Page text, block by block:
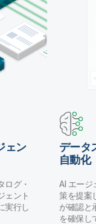
ェン
ログ・
ェント
実行し
データ
自動化
AI エージ
策を提案
が確認と
を確保し